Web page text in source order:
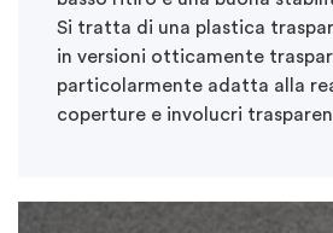
Si tratta di una plastica
in versioni otticamente
particolarmente adatta alla
coperture e involucri